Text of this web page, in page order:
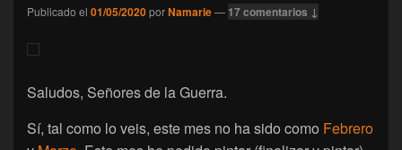
Publicado el 01/05/2020porNamarie— 17 comentarios ↓
Saludos, Señores de la Guerra.
Sí, tal como lo veis, este mes no ha sido como Febrero